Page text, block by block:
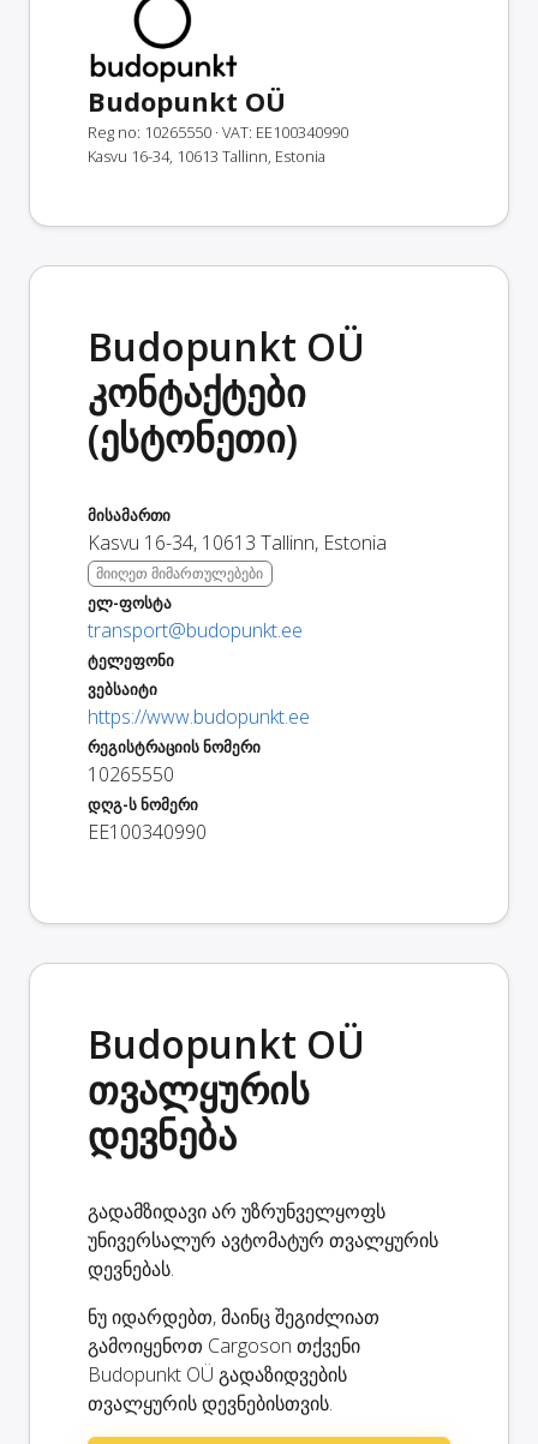
Budopunkt OÜ
Reg no: 10265550 · VAT: EE100340990
Kasvu 16-34, 10613 Tallinn, Estonia
Budopunkt OÜ
კონტაქტები
(ესტონეთი)
მისამართი
Kasvu 16-34, 10613 Tallinn, Estonia
მიიღეთ მიმართულებები
ელ-ფოსტა
transport@budopunkt.ee
ტელეფონი
ვებსაიტი
https://www.budopunkt.ee
რეგისტრაციის ნომერი
10265550
დღგ-ს ნომერი
EE100340990
Budopunkt OÜ
თვალყურის
დევნება
გადამზიდავი არ უზრუნველყოფს
უნივერსალურ ავტომატურ თვალყურის
დევნებას.
ნუ იდარდებთ, მაინც შეგიძლიათ
გამოიყენოთ Cargoson თქვენი
Budopunkt OÜ გადაზიდვების
თვალყურის დევნებისთვის.